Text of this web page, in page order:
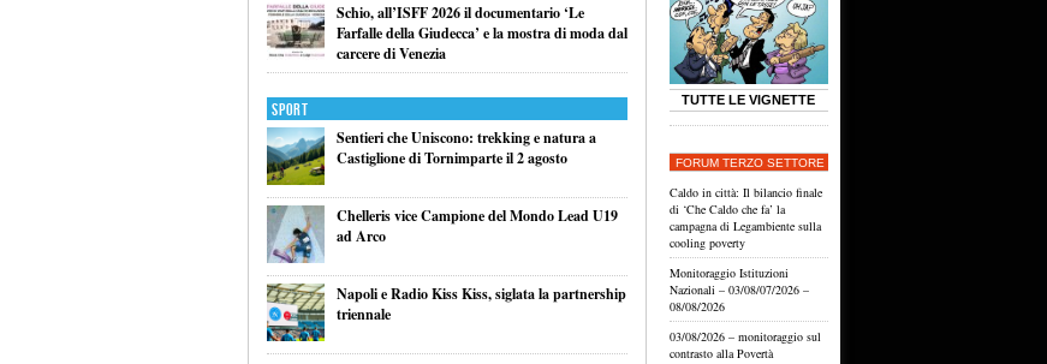
Schio, all’ISFF 2026 il documentario ‘Le
Farfalle della Giudecca’ e la mostra di moda dal
carcere di Venezia
Sport
Sentieri che Uniscono: trekking e natura a
Castiglione di Tornimparte il 2 agosto
Chelleris vice Campione del Mondo Lead U19
ad Arco
Napoli e Radio Kiss Kiss, siglata la partnership
triennale
TUTTE LE VIGNETTE
FORUM TERZO SETTORE
Caldo in città: Il bilancio finale
di ‘Che Caldo che fa’ la
campagna di Legambiente sulla
cooling poverty
Monitoraggio Istituzioni
Nazionali – 03/08/07/2026 –
08/08/2026
03/08/2026 – monitoraggio sul
contrasto alla Povertà